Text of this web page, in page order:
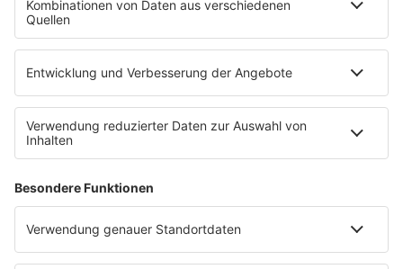
Empfang (DAB+, UKW, IP)
RADIO SALÜ Team
Alexa
App
WhatsApp-Kanal
Impressum
AGB
Datenschutzerklärung
Teilnahmebedingungen